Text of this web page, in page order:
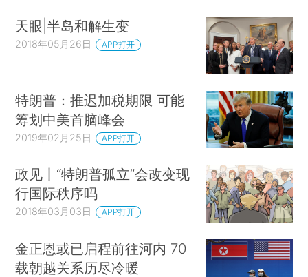
天眼|半岛和解生变
2018年05月26日 APP打开
特朗普：推迟加税期限 可能
筹划中美首脑峰会
2019年02月25日 APP打开
政见丨“特朗普孤立”会改变现
行国际秩序吗
2018年03月03日 APP打开
金正恩或已启程前往河内 70
载朝越关系历尽冷暖